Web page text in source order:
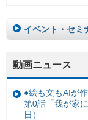
イベント・セミ
動画ニュース
●絵も文もAIが
第0話「我が家
日）